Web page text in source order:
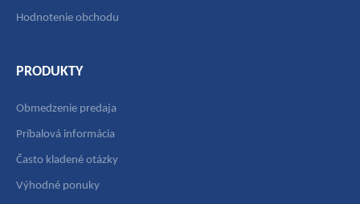
Hodnotenie obchodu
PRODUKTY
Obmedzenie predaja
Príbalová informácia
Často kladené otázky
Výhodné ponuky